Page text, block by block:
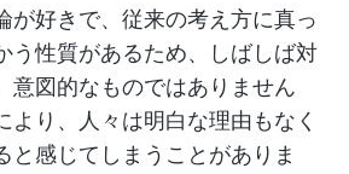
が好きで、従来の考え方に真っ
う性質があるため、しばしば対
意図的なものではありません
より、人々は明白な理由もなく
と感じてしまうことがありま